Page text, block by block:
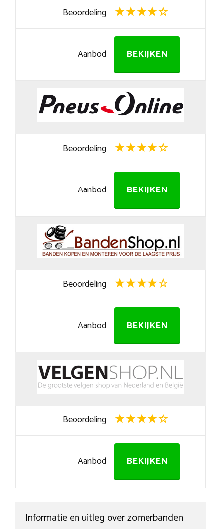
Beoordeling
Aanbod BEKIJKEN
Beoordeling
Aanbod BEKIJKEN
Beoordeling
Aanbod BEKIJKEN
Beoordeling
Aanbod BEKIJKEN
Informatie en uitleg over zomerbanden